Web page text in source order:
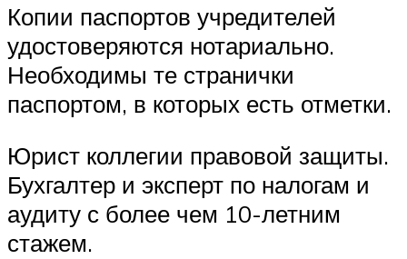
Копии паспортов учредителей
удостоверяются нотариально.
Необходимы те странички
паспортом, в которых есть отметки.
Юрист коллегии правовой защиты.
Бухгалтер и эксперт по налогам и
аудиту с более чем 10-летним
стажем.